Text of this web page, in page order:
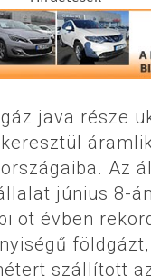
java része
Az
június 8-
öt évben
földgázt,
szállított